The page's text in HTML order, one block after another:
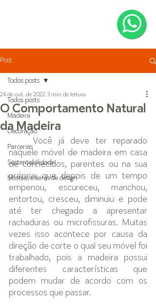
Post
Todos posts
Madeira
Decoração
Parcerias
Sustentabilidade
Mostras e feiras de design
Todos posts
O Comportamento Natural
da Madeira
24 de out. de 2022 3 min de leitura
Você já deve ter reparado
naquele móvel de madeira em casa
de conhecidos, parentes ou na sua
própria, que depois de um tempo
empenou, escureceu, manchou,
entortou, cresceu, diminuiu e pode
até ter chegado a apresentar
rachaduras ou microfissuras. Muitas
vezes isso acontece por causa da
direção de corte o qual seu móvel foi
trabalhado, pois a madeira possui
diferentes características que
podem mudar de acordo com os
processos que passar.